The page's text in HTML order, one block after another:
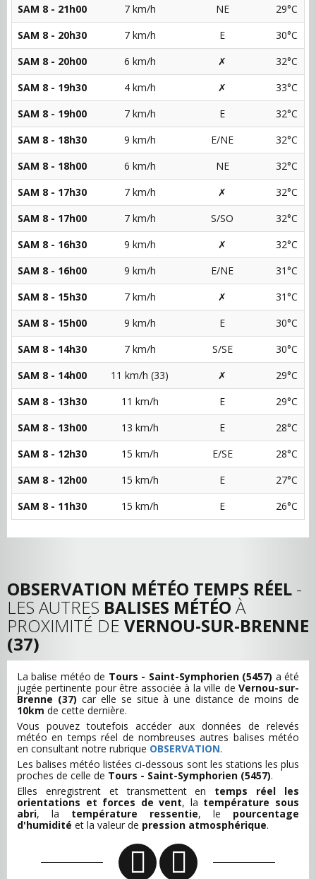
SAM 8 - 21h00
7 km/h NE
29°C
SAM 8 - 20h30
7 km/h E
30°C
SAM 8 - 20h00
6 km/h ✗
32°C
SAM 8 - 19h30
4 km/h ✗
33°C
SAM 8 - 19h00
7 km/h E
32°C
SAM 8 - 18h30
9 km/h E/NE
32°C
SAM 8 - 18h00
6 km/h NE
32°C
SAM 8 - 17h30
7 km/h ✗
32°C
SAM 8 - 17h00
7 km/h S/SO
32°C
SAM 8 - 16h30
9 km/h ✗
32°C
SAM 8 - 16h00
9 km/h E/NE
31°C
SAM 8 - 15h30
7 km/h ✗
31°C
SAM 8 - 15h00
9 km/h E
30°C
SAM 8 - 14h30
7 km/h S/SE
30°C
SAM 8 - 14h00
11 km/h (33) ✗
29°C
SAM 8 - 13h30
11 km/h E
29°C
SAM 8 - 13h00
13 km/h E
28°C
SAM 8 - 12h30
15 km/h E/SE
28°C
SAM 8 - 12h00
15 km/h E
27°C
SAM 8 - 11h30
15 km/h E 26°C
OBSERVATION MÉTÉO TEMPS RÉEL -
LES AUTRES BALISES MÉTÉO À
PROXIMITÉ DE VERNOU-SUR-BRENNE
(37)
La balise météo de Tours - Saint-Symphorien (5457) a été
jugée pertinente pour être associée à la ville de Vernou-sur-
Brenne (37) car elle se situe à une distance de moins de
10km de cette dernière.
Vous pouvez toutefois accéder aux données de relevés
météo en temps réel de nombreuses autres balises météo
en consultant notre rubrique OBSERVATION.
Les balises météo listées ci-dessous sont les stations les plus
proches de celle de Tours - Saint-Symphorien (5457).
Elles enregistrent et transmettent en temps réel les
orientations et forces de vent, la température sous
abri, la température ressentie, le pourcentage
d'humidité et la valeur de pression atmosphérique.